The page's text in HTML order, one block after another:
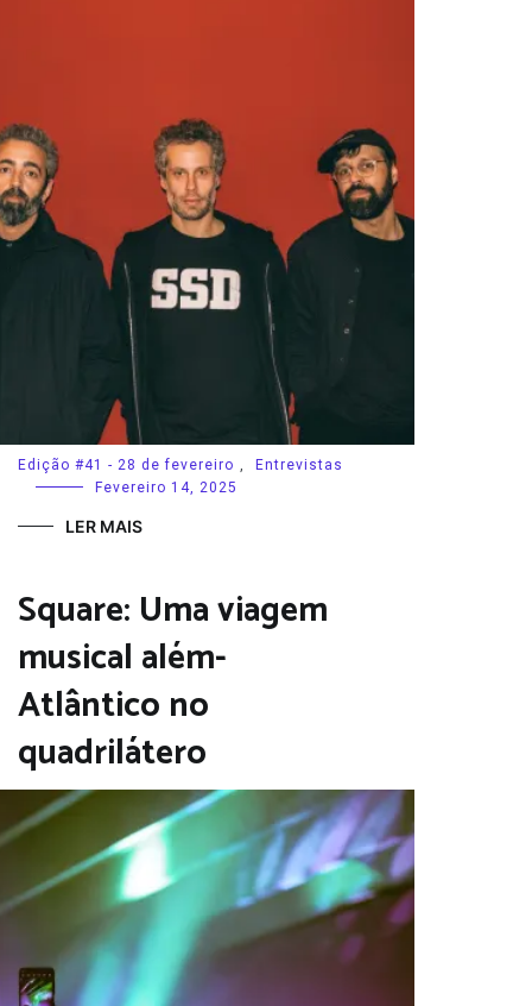
Edição #41 - 28 de fevereiro ,
Entrevistas
Fevereiro 14, 2025
LER MAIS
Square: Uma viagem
musical além-
Atlântico no
quadrilátero